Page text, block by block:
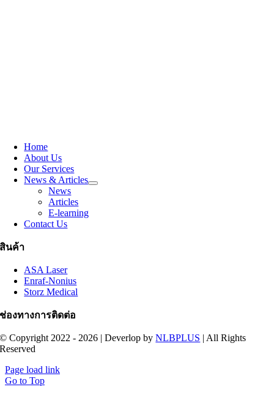
Home
About Us
Our Services
News & Articles
News
Articles
E-learning
Contact Us
สินค้า
ASA Laser
Enraf-Nonius
Storz Medical
ช่องทางการติดต่อ
© Copyright 2022 - 2026 | Deverlop byNLBPLUS | All Rights
Reserved
Page load link
Go to Top